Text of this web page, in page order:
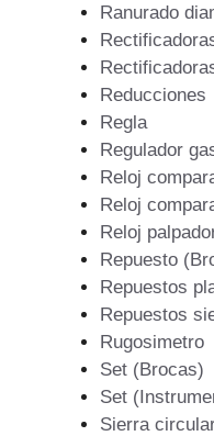
Ranurado
Reducciones
Regla
Regulador
Reloj
Reloj
Reloj
Repuesto
Repuestos
Repuestos
Rugosimetro
Set (Brocas)
Set
Sierra